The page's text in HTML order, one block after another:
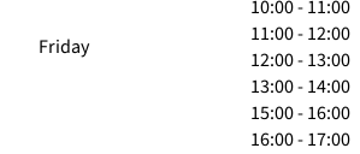
Friday
10:00 - 11:00
11:00 - 12:00
12:00 - 13:00
13:00 - 14:00
15:00 - 16:00
16:00 - 17:00